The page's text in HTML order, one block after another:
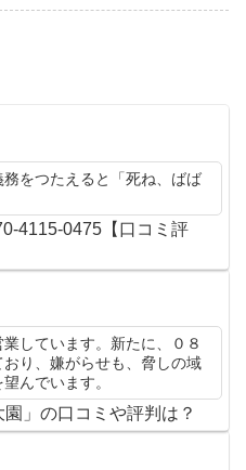
をつたえると「死ね、ばば
4115-0475【口コミ評
しています。新たに、０８
り、嫌がらせも、脅しの域
んでいます。
」の口コミや評判は？